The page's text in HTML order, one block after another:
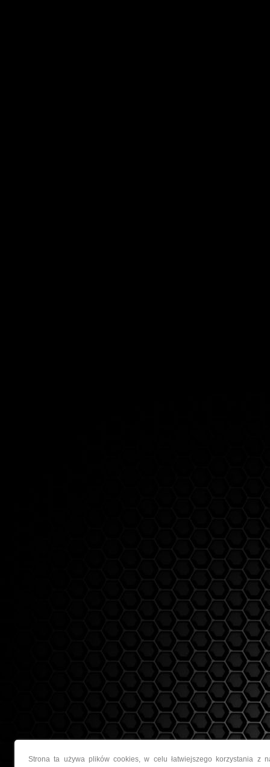
Strona ta używa plików cookies, w celu łatwiejszego korzystania z